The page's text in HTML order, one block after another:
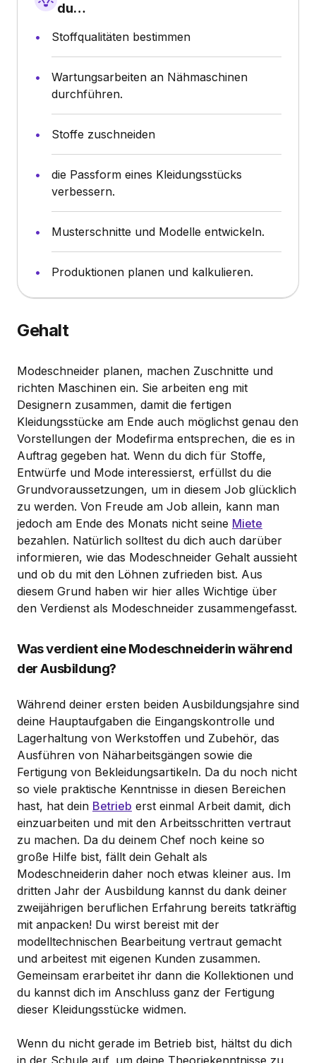
du…
Stoffqualitäten bestimmen
Wartungsarbeiten an Nähmaschinen
durchführen.
Stoffe zuschneiden
die Passform eines Kleidungsstücks
verbessern.
Musterschnitte und Modelle entwickeln.
Produktionen planen und kalkulieren.
Gehalt
Modeschneider planen, machen Zuschnitte und
richten Maschinen ein. Sie arbeiten eng mit
Designern zusammen, damit die fertigen
Kleidungsstücke am Ende auch möglichst genau den
Vorstellungen der Modefirma entsprechen, die es in
Auftrag gegeben hat. Wenn du dich für Stoffe,
Entwürfe und Mode interessierst, erfüllst du die
Grundvoraussetzungen, um in diesem Job glücklich
zu werden. Von Freude am Job allein, kann man
jedoch am Ende des Monats nicht seine Miete
bezahlen. Natürlich solltest du dich auch darüber
informieren, wie das Modeschneider Gehalt aussieht
und ob du mit den Löhnen zufrieden bist. Aus
diesem Grund haben wir hier alles Wichtige über
den Verdienst als Modeschneider zusammengefasst.
Was verdient eine Modeschneiderin während
der Ausbildung?
Während deiner ersten beiden Ausbildungsjahre sind
deine Hauptaufgaben die Eingangskontrolle und
Lagerhaltung von Werkstoffen und Zubehör, das
Ausführen von Näharbeitsgängen sowie die
Fertigung von Bekleidungsartikeln. Da du noch nicht
so viele praktische Kenntnisse in diesen Bereichen
hast, hat dein Betrieb erst einmal Arbeit damit, dich
einzuarbeiten und mit den Arbeitsschritten vertraut
zu machen. Da du deinem Chef noch keine so
große Hilfe bist, fällt dein Gehalt als
Modeschneiderin daher noch etwas kleiner aus. Im
dritten Jahr der Ausbildung kannst du dank deiner
zweijährigen beruflichen Erfahrung bereits tatkräftig
mit anpacken! Du wirst bereist mit der
modelltechnischen Bearbeitung vertraut gemacht
und arbeitest mit eigenen Kunden zusammen.
Gemeinsam erarbeitet ihr dann die Kollektionen und
du kannst dich im Anschluss ganz der Fertigung
dieser Kleidungsstücke widmen.
Wenn du nicht gerade im Betrieb bist, hältst du dich